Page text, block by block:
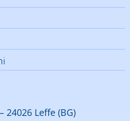
24026 Leffe (BG)